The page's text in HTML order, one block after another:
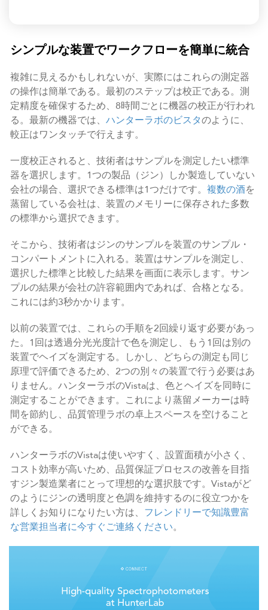
シンプルな装置でワークフローを簡単に統合
複雑に見えるかもしれないが、実際にはこれらの測定器
の操作は簡単である。最初のステップは校正である。測
定精度を確保するため、8時間ごとに機器の校正が行われ
る。最新の機器では、 ハンターラボのビスタのように、
較正はワンタッチで行えます。
一度校正されると、技術者はサンプルを測定したい標準
器を選択します。1つの製品（ジン）しか製造していない
会社の場合、選択できる標準は1つだけです。 複数の酒を
蒸留している会社は、装置のメモリーに保存された多数
の標準から選択できます。
そこから、技術者はジンのサンプルを装置のサンプル・
コンパートメントに入れる。装置はサンプルを測定し、
選択した標準と比較した結果を画面に表示します。サン
プルの結果が会社の許容範囲内であれば、合格となる。
これには約3秒かかります。
以前の装置では、これらの手順を2回繰り返す必要があっ
た。1回は透過分光光度計で色を測定し、もう1回は別の
装置でヘイズを測定する。しかし、どちらの測定も同じ
原理で評価できるため、2つの別々の装置で行う必要はあ
りません。ハンターラボのVistaは、色とヘイズを同時に
測定することができます。これにより蒸留メーカーは時
間を節約し、品質管理ラボの卓上スペースを空けること
ができる。
ハンターラボのVistaは使いやすく、設置面積が小さく、
コスト効率が高いため、品質保証プロセスの改善を目指
すジン製造業者にとって理想的な選択肢です。Vistaがど
のようにジンの透明度と色調を維持するのに役立つかを
詳しくお知りになりたい方は、 フレンドリーで知識豊富
な営業担当者に今すぐご連絡ください。